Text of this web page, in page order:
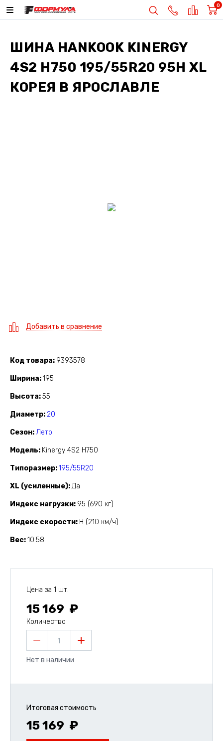
0
ШИНА HANKOOK KINERGY
4S2 H750 195/55R20 95H XL
КОРЕЯ В ЯРОСЛАВЛЕ
Добавить в сравнение
Код товара 9393578
Ширина 195
Высота 55
Диаметр 20
Сезон Лето
Модель Kinergy 4S2 H750
Типоразмер 195/55R20
XL (усиленные) Да
Индекс нагрузки 95 (690 кг)
Индекс скорости H (210 км/ч)
Вес 10.58
Цена за 1 шт.
15 169
Количество
1
Нет в наличии
Итоговая стоимость
15 169